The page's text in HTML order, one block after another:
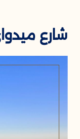
شارع